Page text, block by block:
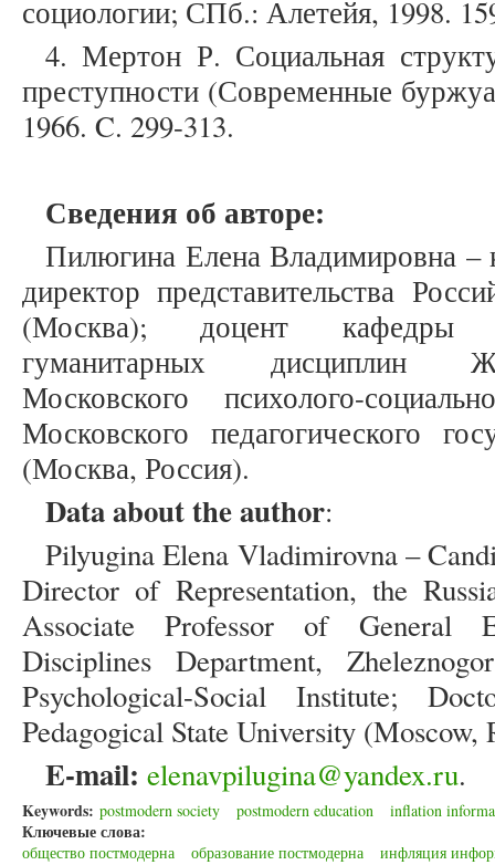
социологии; СПб.: Алетейя, 1998.
4. Мертон Р. Социальная
преступности (Современные
1966. C. 299-313.
Сведения об авторе:
Пилюгина Елена Владимировна –
директор представительства
(Москва); доцент кафедры
гуманитарных дисциплин
Московского психолого-
Московского педагогического
(Москва, Россия).
Data about the author:
Pilyugina Elena Vladimirovna –
Director of Representation, the
Associate Professor of General
Disciplines Department,
Psychological-Social Institute;
Pedagogical State University (Moscow,
E-mail: elenavpilugina@yandex.ru.
Keywords: postmodern society postmodern education inflation
Ключевые слова:
общество постмодерна образование постмодерна инфляция